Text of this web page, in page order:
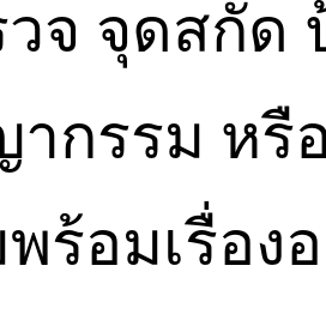
จ จุดสกัด
กรรม หรื
ร้อมเรื่อ